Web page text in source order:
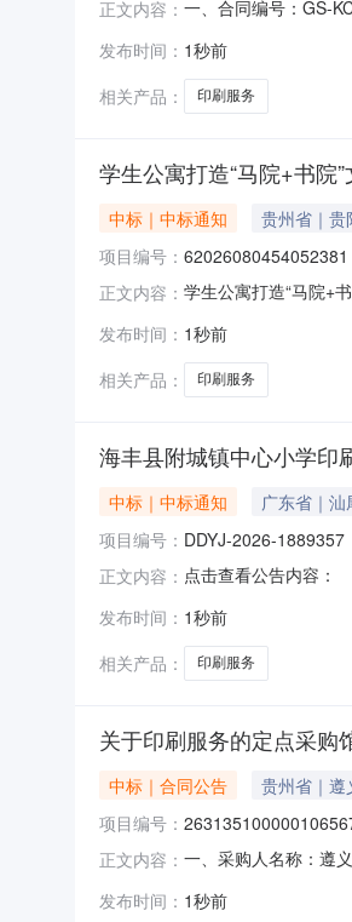
正文内容： 一、合同编号：GS-
理局印刷服务采购
图文广告服务部地址
发布时间： 1秒前
相关产品：
印刷服务
学生公寓打造“马院+书院
中标｜中标通知 贵州省｜贵
项目编号： 62026080454052381
正文内容： 学生公寓打造“马院+
0418:31-2026-08-
发布时间： 1秒前
相关产品：
印刷服务
海丰县附城镇中心小学印
中标｜中标通知 广东省｜
项目编号： DDYJ-2026-1889357
正文内容： 点击查看公告内容：
发布时间： 1秒前
相关产品：
印刷服务
关于印刷服务的定点采购
中标｜合同公告 贵州省｜遵
项目编号：
正文内容： 一、采购人名称：遵
要求或标的基本概况
发布时间： 1秒前